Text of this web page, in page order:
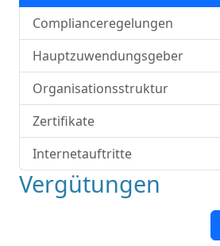
Complianceregelungen
Hauptzuwendungsgeber
Organisationsstruktur
Zertifikate
Internetauftritte
Vergütungen